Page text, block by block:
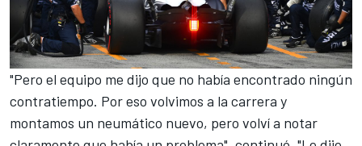
"Pero el equipo me dijo que no había encontrado ningún
contratiempo. Por eso volvimos a la carrera y
montamos un neumático nuevo, pero volví a notar